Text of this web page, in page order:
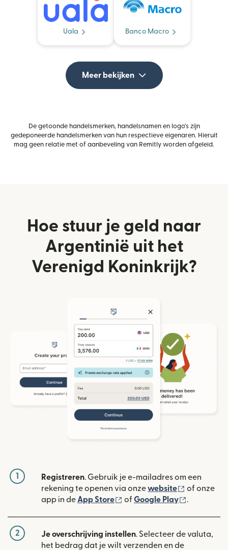
Uala Banco Macro
Meer bekijken
De getoonde handelsmerken, handelsnamen en logo's zijn
gedeponeerde handelsmerken van hun respectieve eigenaren. Hieruit
mag geen relatie met of aanbeveling van Remitly worden afgeleid.
Hoe stuur je geld naar
Argentinië uit het
Verenigd Koninkrijk?
1 Registreren. Gebruik je e-mailadres om een
rekening te openen via onzewebsite (wordt
of onze
app in de App Store (wordt geopend in een
of Google Play .
2 Je overschrijving instellen. Selecteer de valuta,
het bedrag dat je wilt verzenden en de